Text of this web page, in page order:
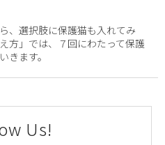
、選択肢に保護猫も入れてみ
方」では、７回にわたって保護
きます。
Us!